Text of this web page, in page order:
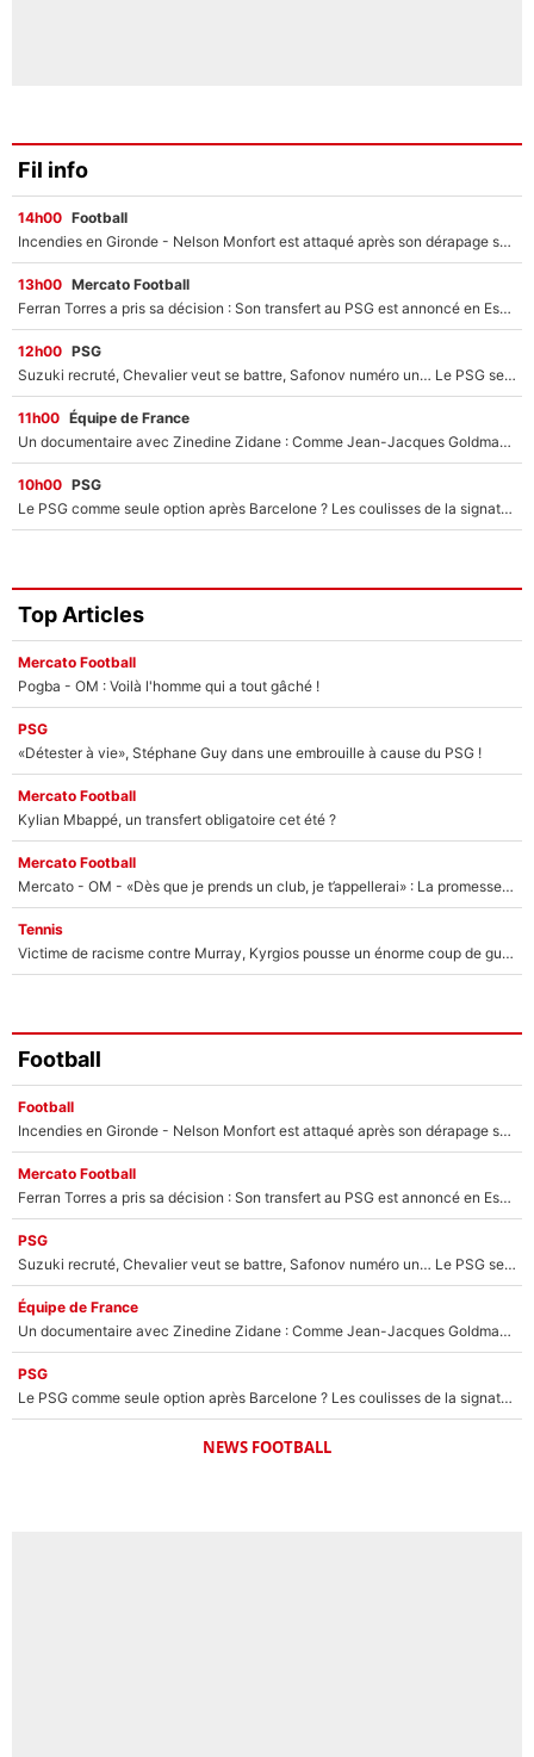
Fil info
14h00 Football
Incendies en Gironde - Nelson Monfort est attaqué après son dérapage sur CNews : «Et lui, il prend combien pour parler dans un studio climatisé?»
13h00 Mercato Football
Ferran Torres a pris sa décision : Son transfert au PSG est annoncé en Espagne !
12h00 PSG
Suzuki recruté, Chevalier veut se battre, Safonov numéro un… Le PSG se lance encore dans un gros chantier pour le poste de gardien de but
11h00 Équipe de France
Un documentaire avec Zinedine Zidane : Comme Jean-Jacques Goldman et Mylène Farmer, le nouveau sélectionneur de l'équipe de France a recalé une journaliste très connue
10h00 PSG
Le PSG comme seule option après Barcelone ? Les coulisses de la signature historique de Lionel Messi sont révélées au grand jour !
Top Articles
Mercato Football
Pogba - OM : Voilà l'homme qui a tout gâché !
PSG
«Détester à vie», Stéphane Guy dans une embrouille à cause du PSG !
Mercato Football
Kylian Mbappé, un transfert obligatoire cet été ?
Mercato Football
Mercato - OM - «Dès que je prends un club, je t’appellerai» : La promesse de Marcelino au moment de claquer la porte
Tennis
Victime de racisme contre Murray, Kyrgios pousse un énorme coup de gueule !
Football
Football
Incendies en Gironde - Nelson Monfort est attaqué après son dérapage sur CNews : «Et lui, il prend combien pour parler dans un studio climatisé?»
Mercato Football
Ferran Torres a pris sa décision : Son transfert au PSG est annoncé en Espagne !
PSG
Suzuki recruté, Chevalier veut se battre, Safonov numéro un… Le PSG se lance encore dans un gros chantier pour le poste de gardien de but
Équipe de France
Un documentaire avec Zinedine Zidane : Comme Jean-Jacques Goldman et Mylène Farmer, le nouveau sélectionneur de l'équipe de France a recalé une journaliste très connue
PSG
Le PSG comme seule option après Barcelone ? Les coulisses de la signature historique de Lionel Messi sont révélées au grand jour !
NEWS FOOTBALL